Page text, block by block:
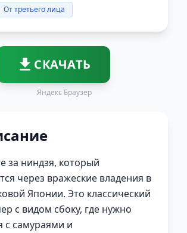
От третьего лица
СКАЧАТЬ
Яндекс Браузер
за ниндзя, который
через вражеские владения в
Японии. Это классический
с видом сбоку, где нужно
с самураями и